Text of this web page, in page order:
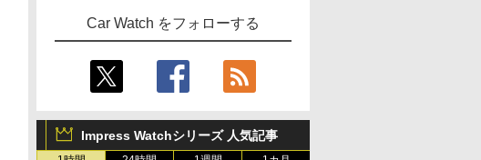
Car Watch をフォローする
Impress Watchシリーズ 人気記事